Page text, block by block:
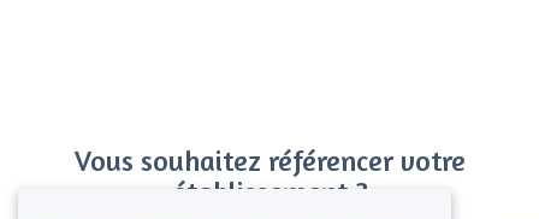
Vous souhaitez référencer votre
établissement ?